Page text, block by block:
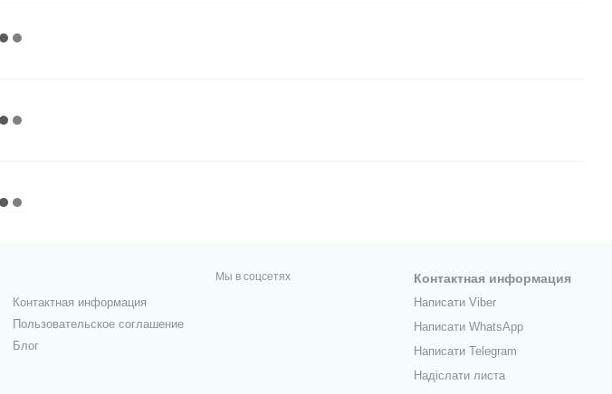
Контактная информация
Пользовательское соглашение
Блог
Мы в соцсетях Контактная информация
Написати Viber
Написати WhatsApp
Написати Telegram
Надіслати листа